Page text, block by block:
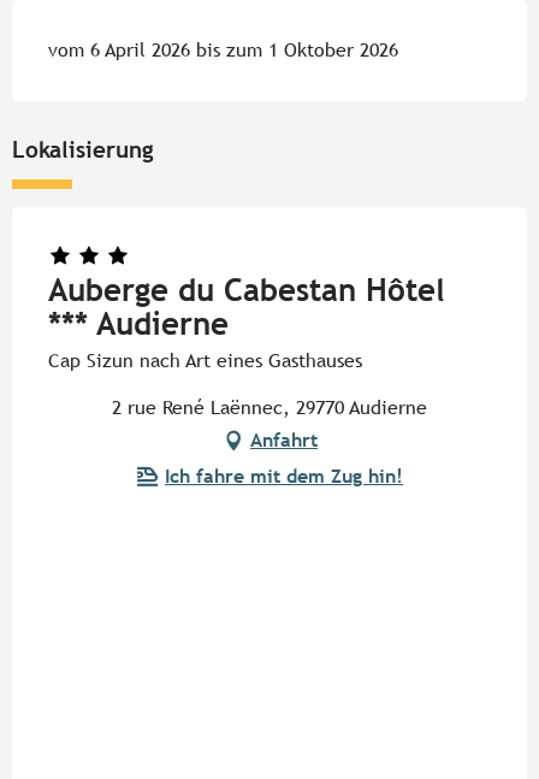
vom 6 April 2026 bis zum 1 Oktober 2026
Lokalisierung
Auberge du Cabestan Hôtel
*** Audierne
Cap Sizun nach Art eines Gasthauses
2 rue René Laënnec, 29770 Audierne
Anfahrt
Ich fahre mit dem Zug hin!